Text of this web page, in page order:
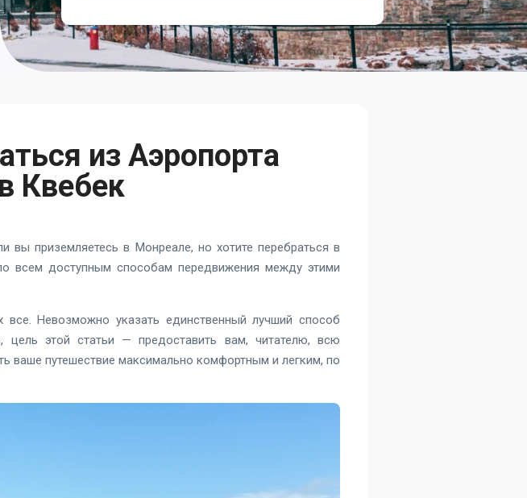
из Аэропорта
Квебек
приземляетесь в Монреале, но хотите перебраться в
всем доступным способам передвижения между этими
Невозможно указать единственный лучший способ
цель этой статьи — предоставить вам, читателю, всю
путешествие максимально комфортным и легким, по